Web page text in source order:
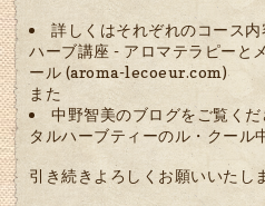
詳しくはそれぞれのコース
ハーブ講座 - アロマテラピーと
ール (aroma-lecoeur.com)
また
中野智美のブログをご覧く
タルハーブティーのル・クー
引き続きよろしくお願いいたし